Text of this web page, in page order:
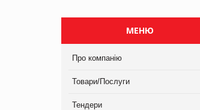
МЕНЮ
Про компанію
Товари/Послуги
Тендери